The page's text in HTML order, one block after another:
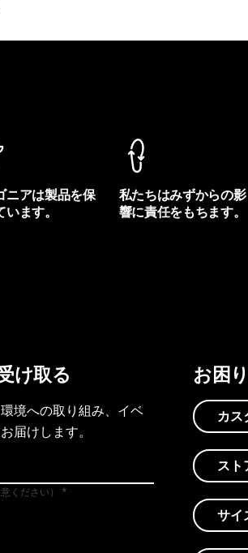
ニアは製品を保
ます。
私たちはみずからの影
響に責任をもちます。
け取る
境への取り組み、イベ
届けします。
ください）
お困
カス
スト
サイ